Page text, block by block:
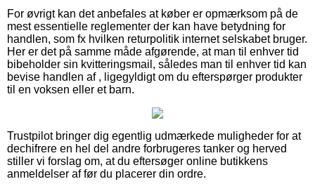
For øvrigt kan det anbefales at køber er opmærksom på de
mest essentielle reglementer der kan have betydning for
handlen, som fx hvilken returpolitik internet selskabet bruger.
Her er det på samme måde afgørende, at man til enhver tid
bibeholder sin kvitteringsmail, således man til enhver tid kan
bevise handlen af , ligegyldigt om du efterspørger produkter
til en voksen eller et barn.
Trustpilot bringer dig egentlig udmærkede muligheder for at
dechifrere en hel del andre forbrugeres tanker og herved
stiller vi forslag om, at du eftersøger online butikkens
anmeldelser af før du placerer din ordre.